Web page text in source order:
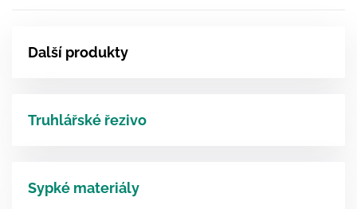
Další produkty
Truhlářské řezivo
Sypké materiály